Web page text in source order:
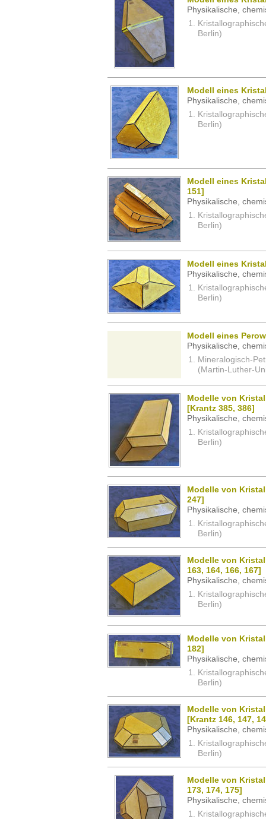
Physikalische,
Berlin)
Modell eines
Physikalische,
Berlin)
Modell eines
151]
Physikalische,
Berlin)
Modell eines
Physikalische,
Berlin)
Modell eines
Physikalische,
Mineralogisch-
(Martin-Luther-
Modelle von
[Krantz 385, 386]
Physikalische,
Berlin)
Modelle von
247]
Physikalische,
Berlin)
Modelle von
163, 164, 166, 167]
Physikalische,
Berlin)
Modelle von
182]
Physikalische,
Berlin)
Modelle von
[Krantz 146, 147,
Physikalische,
Berlin)
Modelle von
173, 174, 175]
Physikalische,